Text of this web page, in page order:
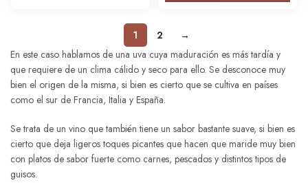
1 2
→
En este caso hablamos de una uva cuya maduración es más tardía y
que requiere de un clima cálido y seco para ello. Se desconoce muy
bien el origen de la misma, si bien es cierto que se cultiva en países
como el sur de Francia, Italia y España.
Se trata de un vino que también tiene un sabor bastante suave, si bien es
cierto que deja ligeros toques picantes que hacen que maride muy bien
con platos de sabor fuerte como carnes, pescados y distintos tipos de
guisos.